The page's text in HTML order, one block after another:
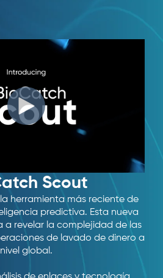
Scout
herramienta más reciente de
predictiva. Esta nueva
a revelar la complejidad de las
de lavado de dinero a
nivel global.